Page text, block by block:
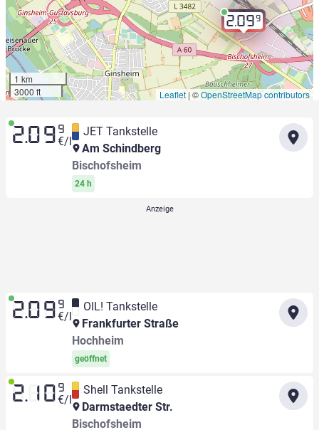
2.099
1 km
3000 ft
Leaflet | ©OpenStreetMap contributors
2.09 9
€/l
JET Tankstelle
Am Schindberg
Bischofsheim
24 h
2.09 9
€/l
OIL! Tankstelle
Frankfurter Straße
Hochheim
geöffnet
2.10 9
€/l
Shell Tankstelle
Darmstaedter Str.
Bischofsheim